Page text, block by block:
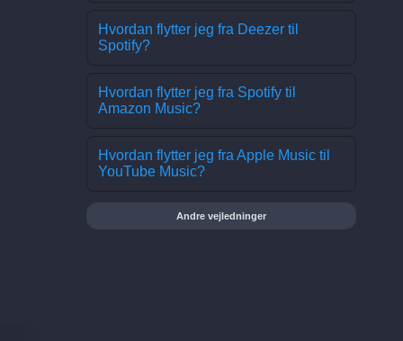
Hvordan flytter jeg fra Deezer til
Spotify?
Hvordan flytter jeg fra Spotify til
Amazon Music?
Hvordan flytter jeg fra Apple Music til
YouTube Music?
Andre vejledninger